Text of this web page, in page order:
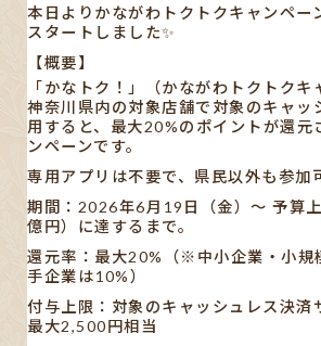
本日よりかながわトクトクキャンペー
スタートしました✨
【概要】
「かなトク！」（かながわトクトクキ
神奈川県内の対象店舗で対象のキャッ
用すると、最大20%のポイントが還元
ンペーンです。
専用アプリは不要で、県民以外も参加
期間：2026年6月19日（金）〜 予算
億円）に達するまで。
還元率：最大20%（※中小企業・小規
手企業は10%）
付与上限：対象のキャッシュレス決済
最大2,500円相当